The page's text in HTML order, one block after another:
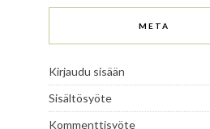
META
Kirjaudu sisään
Sisältösyöte
Kommenttisyöte